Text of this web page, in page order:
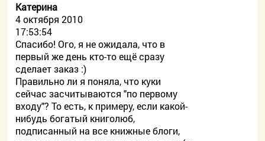
Катерина
4 октября 2010
17:53:54
Спасибо! Ого, я не ожидала, что в
первый же день кто-то ещё сразу
сделает заказ :)
Правильно ли я поняла, что куки
сейчас засчитываются "по первому
входу"? То есть, к примеру, если какой-
нибудь богатый книголюб,
подписанный на все книжные блоги,